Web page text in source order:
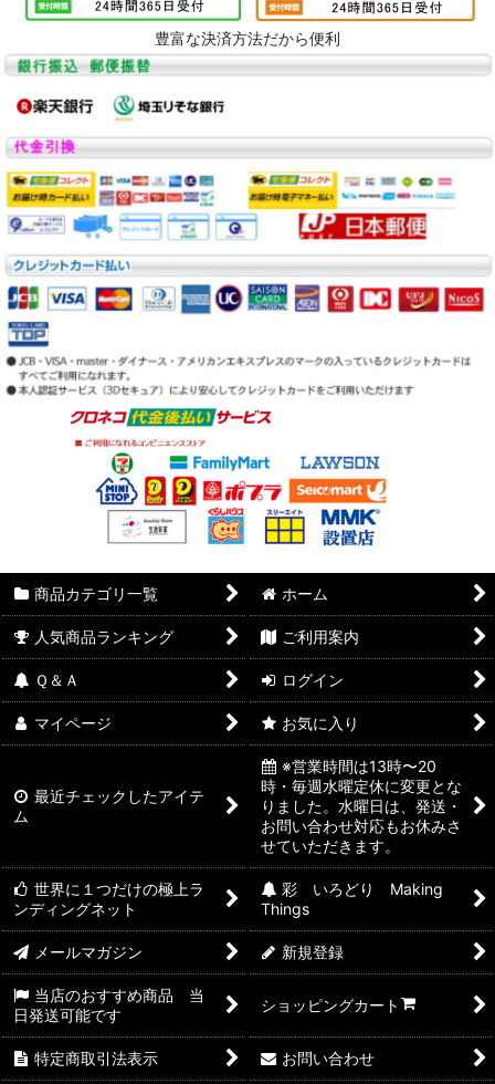
豊富な決済方法だから便利
商品カテゴリ一覧 ホーム
人気商品ランキング ご利用案内
Ｑ＆Ａ ログイン
マイページ お気に入り
最近チェックしたアイテ
ム
※営業時間は13時〜20
時・毎週水曜定休に変更とな
りました。水曜日は、発送・
お問い合わせ対応もお休みさ
せていただきます。
世界に１つだけの極上ラ
ンディングネット
彩 いろどり Making
Things
メールマガジン 新規登録
当店のおすすめ商品 当
日発送可能です
ショッピングカート
特定商取引法表示 お問い合わせ